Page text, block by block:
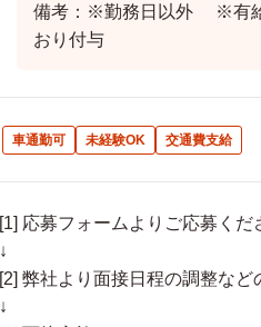
備考：※勤務日以外 ※有給
おり付与
車通勤可 未経験OK 交通費支給
[1] 応募フォームよりご応募くだ
↓
[2] 弊社より面接日程の調整な
↓